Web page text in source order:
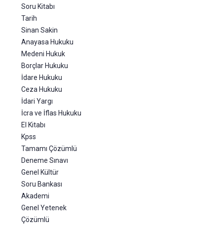
Soru Kitabı
Tarih
Sinan Sakin
Anayasa Hukuku
Medeni Hukuk
Borçlar Hukuku
İdare Hukuku
Ceza Hukuku
İdari Yargı
İcra ve İflas Hukuku
El Kitabı
Kpss
Tamamı Çözümlü
Deneme Sınavı
Genel Kültür
Soru Bankası
Akademi
Genel Yetenek
Çözümlü